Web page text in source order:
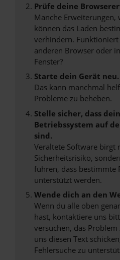
Prüfe deine
Manche Erweiterungen,
können das Laden
verhindern. Funktioniert
anderen Browser oder
Fenster?
Starte dein Gerät neu.
Das kann manchmal
Probleme zu beheben.
Stelle sicher, dass
Betriebssystem auf
sind.
Veraltete Software birgt
Sicherheitsrisiko,
führen, dass bestimmte
unterstützt werden.
Wende dich an den
Wenn du alle oben
hast, kontaktiere uns
versuchen, das
uns diesen Text
Fehlersuche zu